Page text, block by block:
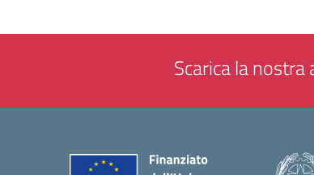
Scarica la